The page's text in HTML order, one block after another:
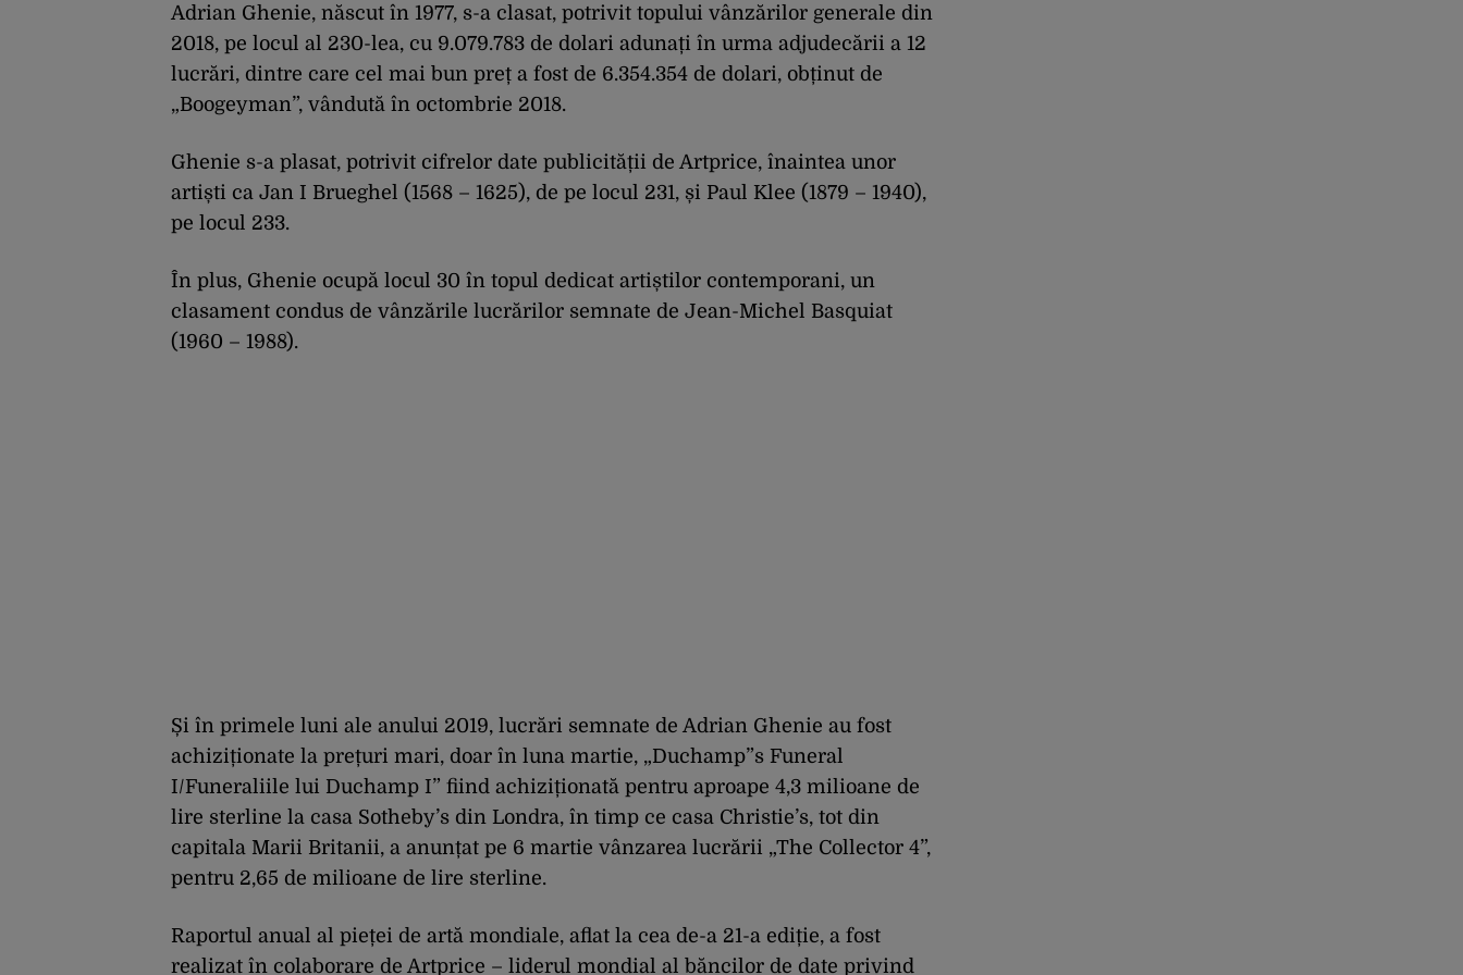
Adrian Ghenie, născut în 1977, s-a clasat, potrivit topului vânzărilor generale din
2018, pe locul al 230-lea, cu 9.079.783 de dolari adunați în urma adjudecării a 12
lucrări, dintre care cel mai bun preț a fost de 6.354.354 de dolari, obținut de
„Boogeyman”, vândută în octombrie 2018.
Ghenie s-a plasat, potrivit cifrelor date publicității de Artprice, înaintea unor
artiști ca Jan I Brueghel (1568 – 1625), de pe locul 231, și Paul Klee (1879 – 1940),
pe locul 233.
În plus, Ghenie ocupă locul 30 în topul dedicat artiștilor contemporani, un
clasament condus de vânzările lucrărilor semnate de Jean-Michel Basquiat
(1960 – 1988).
Și în primele luni ale anului 2019, lucrări semnate de Adrian Ghenie au fost
achiziționate la prețuri mari, doar în luna martie, „Duchamp”s Funeral
I/Funeraliile lui Duchamp I” fiind achiziționată pentru aproape 4,3 milioane de
lire sterline la casa Sotheby’s din Londra, în timp ce casa Christie’s, tot din
capitala Marii Britanii, a anunțat pe 6 martie vânzarea lucrării „The Collector 4”,
pentru 2,65 de milioane de lire sterline.
Raportul anual al pieței de artă mondiale, aflat la cea de-a 21-a ediție, a fost
realizat în colaborare de Artprice – liderul mondial al băncilor de date privind